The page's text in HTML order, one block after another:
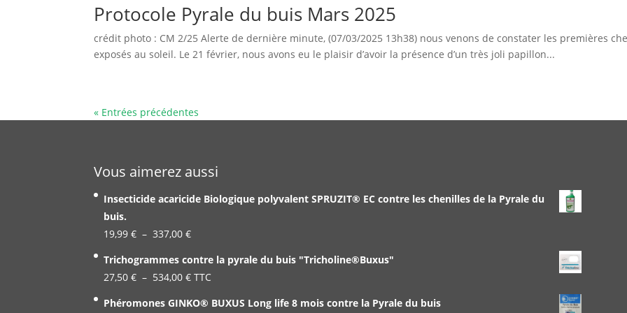
Protocole Pyrale du buis Mars 2025
crédit photo : CM 2/25 Alerte de dernière minute, (07/03/2025 13h38) nous venons de constater les premières
exposés au soleil. Le 21 février, nous avons eu le plaisir d’avoir la présence d’un très joli papillon...
« Entrées précédentes
Vous aimerez aussi
Insecticide acaricide Biologique polyvalent SPRUZIT® EC contre les chenilles de la Pyrale du
buis.
19,99€ – 337,00€Plage
prix :
19,99 €
à
Trichogrammes contre la pyrale du buis "Tricholine®Buxus"
27,50€ – 534,00€Plage
TTC
Phéromones GINKO® BUXUS Long life 8 mois contre la Pyrale du buis